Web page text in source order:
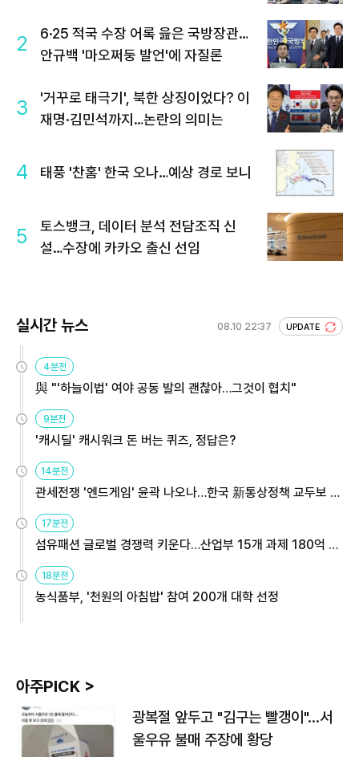
2
6·25 적국 수장 어록 읊은 국방장관…
안규백 '마오쩌둥 발언'에 자질론
3
'거꾸로 태극기', 북한 상징이었다? 이
재명·김민석까지…논란의 의미는
4 태풍 '찬홈' 한국 오나…예상 경로 보니
5
토스뱅크, 데이터 분석 전담조직 신
설…수장에 카카오 출신 선임
실시간 뉴스 08.10 22:37 UPDATE
4분전
與 "'하늘이법' 여야 공동 발의 괜찮아…그것이 협치"
9분전
'캐시딜' 캐시워크 돈 버는 퀴즈, 정답은?
14분전
관세전쟁 '엔드게임' 윤곽 나오나…한국 新통상정책 교두보 활
용해야
17분전
섬유패션 글로벌 경쟁력 키운다…산업부 15개 과제 180억 지
원
18분전
농식품부, '천원의 아침밥' 참여 200개 대학 선정
아주PICK >
광복절 앞두고 "김구는 빨갱이"…서
울우유 불매 주장에 황당